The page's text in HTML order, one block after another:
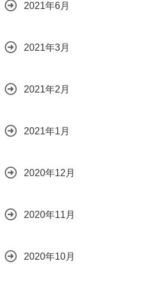
2021年6月
2021年3月
2021年2月
2021年1月
2020年12月
2020年11月
2020年10月